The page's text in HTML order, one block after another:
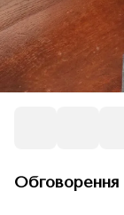
Обговорення